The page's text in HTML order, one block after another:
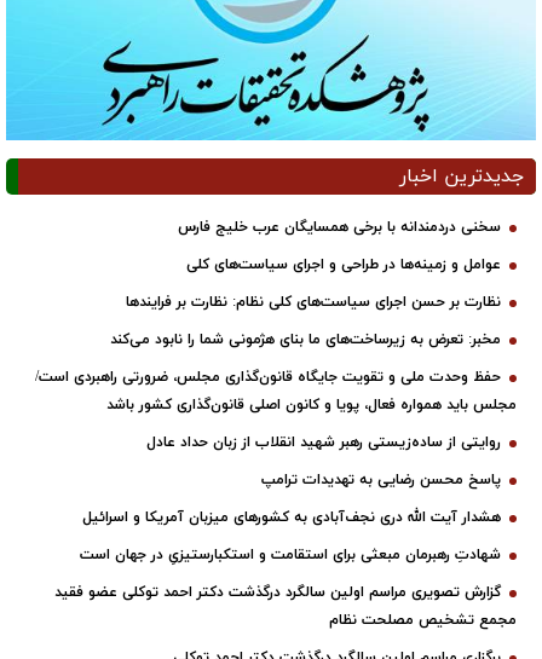
جدیدترین اخبار
سخنی دردمندانه با برخی همسایگان عرب خلیج فارس
عوامل و زمینه‌ها در طراحی و اجرای سیاست‌های کلی
نظارت بر حسن اجرای سیاست‌های کلی نظام: نظارت بر فرایندها
مخبر: تعرض به زیرساخت‌های ما بنای هژمونی شما را نابود می‌کند
حفظ وحدت ملی و تقویت جایگاه قانون‌گذاری مجلس، ضرورتی راهبردی است/
مجلس باید همواره فعال، پویا و کانون اصلی قانون‌گذاری کشور باشد
روایتی از ساده‌زیستی رهبر شهید انقلاب از زبان حداد عادل
پاسخ محسن رضایی به تهدیدات ترامپ
هشدار آیت الله دری نجف‌آبادی به کشورهای میزبان آمریکا و اسرائیل
شهادتِ رهبرمان مبعثی برای استقامت و استکبارستیزیِ در جهان است
گزارش تصویری مراسم اولین سالگرد درگذشت دکتر احمد توکلی عضو فقید
مجمع تشخیص مصلحت نظام